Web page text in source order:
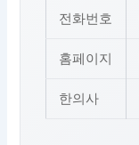
전화번호
홈페이지
한의사